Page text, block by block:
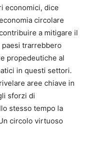
economici, dice
circolare
a mitigare il
trarrebbero
propedeutiche al
in questi settori.
aree chiave in
sforzi di
stesso tempo la
circolo virtuoso